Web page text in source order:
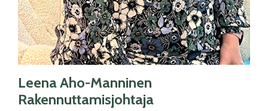
Leena Aho-Manninen
Rakennuttamisjohtaja